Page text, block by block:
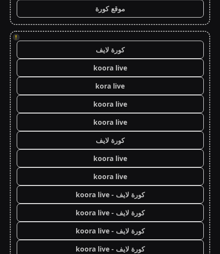
موقع كورة
!
كورة لايف
koora live
kora live
koora live
koora live
كورة لايف
koora live
koora live
كورة لايف - koora live
كورة لايف - koora live
كورة لايف - koora live
كورة لايف - koora live